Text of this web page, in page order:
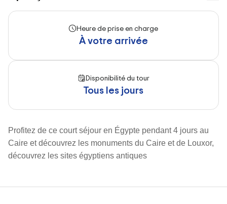
Heure de prise en charge
À votre arrivée
Disponibilité du tour
Tous les jours
Profitez de ce court séjour en Égypte pendant 4 jours au
Caire et découvrez les monuments du Caire et de Louxor,
découvrez les sites égyptiens antiques